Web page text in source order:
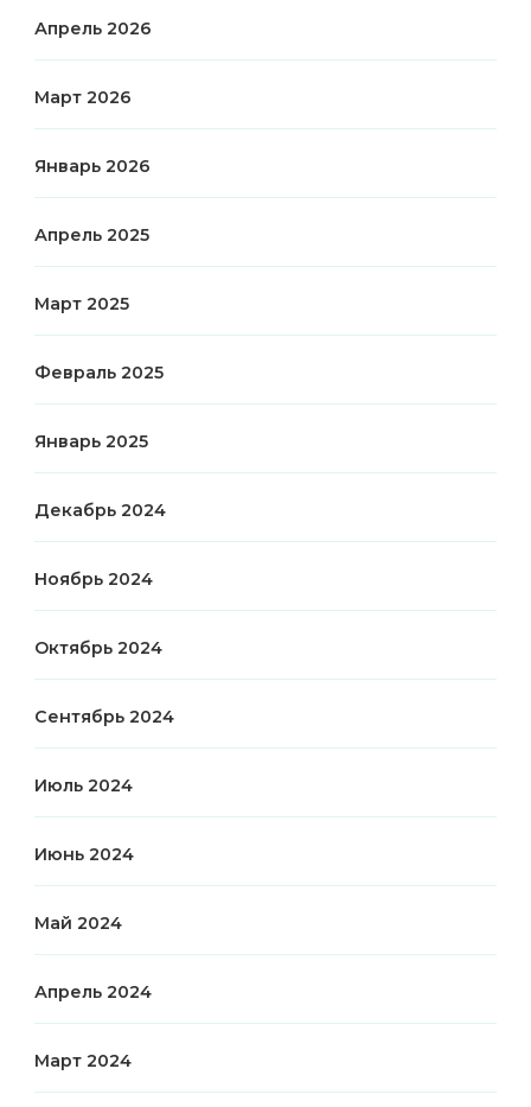
Апрель 2026
Март 2026
Январь 2026
Апрель 2025
Март 2025
Февраль 2025
Январь 2025
Декабрь 2024
Ноябрь 2024
Октябрь 2024
Сентябрь 2024
Июль 2024
Июнь 2024
Май 2024
Апрель 2024
Март 2024